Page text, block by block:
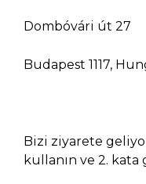
Dombóvári út 27
Budapest 1117,
Bizi ziyarete
kullanın ve 2. kata